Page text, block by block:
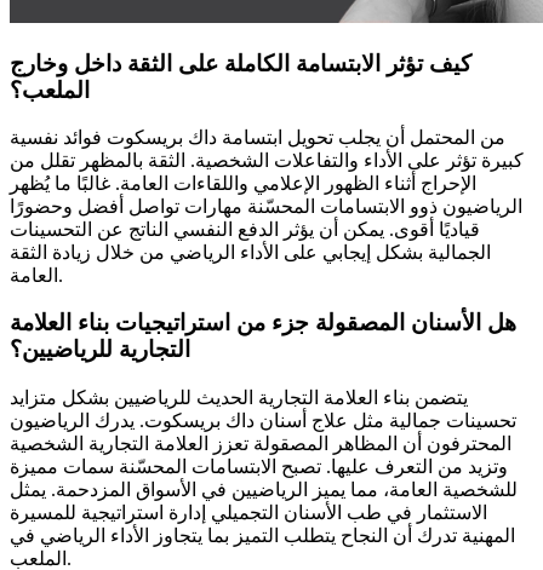
كيف تؤثر الابتسامة الكاملة على الثقة داخل وخارج
الملعب؟
من المحتمل أن يجلب تحويل ابتسامة داك بريسكوت فوائد نفسية
كبيرة تؤثر على الأداء والتفاعلات الشخصية. الثقة بالمظهر تقلل من
الإحراج أثناء الظهور الإعلامي واللقاءات العامة. غالبًا ما يُظهر
الرياضيون ذوو الابتسامات المحسّنة مهارات تواصل أفضل وحضورًا
قياديًا أقوى. يمكن أن يؤثر الدفع النفسي الناتج عن التحسينات
الجمالية بشكل إيجابي على الأداء الرياضي من خلال زيادة الثقة
العامة.
هل الأسنان المصقولة جزء من استراتيجيات بناء العلامة
التجارية للرياضيين؟
يتضمن بناء العلامة التجارية الحديث للرياضيين بشكل متزايد
تحسينات جمالية مثل علاج أسنان داك بريسكوت. يدرك الرياضيون
المحترفون أن المظاهر المصقولة تعزز العلامة التجارية الشخصية
وتزيد من التعرف عليها. تصبح الابتسامات المحسّنة سمات مميزة
للشخصية العامة، مما يميز الرياضيين في الأسواق المزدحمة. يمثل
الاستثمار في طب الأسنان التجميلي إدارة استراتيجية للمسيرة
المهنية تدرك أن النجاح يتطلب التميز بما يتجاوز الأداء الرياضي في
الملعب.